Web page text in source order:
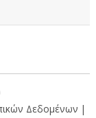
Δεδομένων |